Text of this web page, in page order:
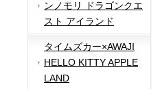
ンノモリ ドラゴンクエ
スト アイランド
タイムズカー×AWAJI
HELLO KITTY APPLE
LAND